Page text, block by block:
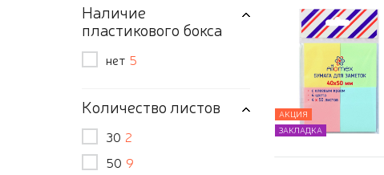
Наличие
пластикового бокса
нет 5
Количество листов
30 2
50 9
АКЦИЯ
ЗАКЛАДКА